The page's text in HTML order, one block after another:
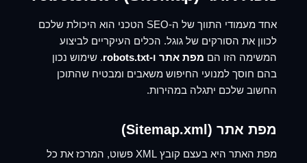
אחד מעמודי התווך של ה-SEO הטכני הוא היכולת שלכם
לכוון את הסורקים של גוגל. הכלים העיקריים לביצוע
המשימה הזו הם מפת אתר ו-robots.txt
. שימוש נכון
בהם חוסך למנועי החיפוש משאבים ומבטיח שהתוכן
החשוב שלכם יתגלה במהירות.
מפת אתר (Sitemap.xml)
מפת האתר היא בעצם קובץ XML פשוט, המרכז את כל